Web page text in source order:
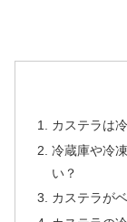
カステラは
冷蔵庫や冷
い？
カステラが